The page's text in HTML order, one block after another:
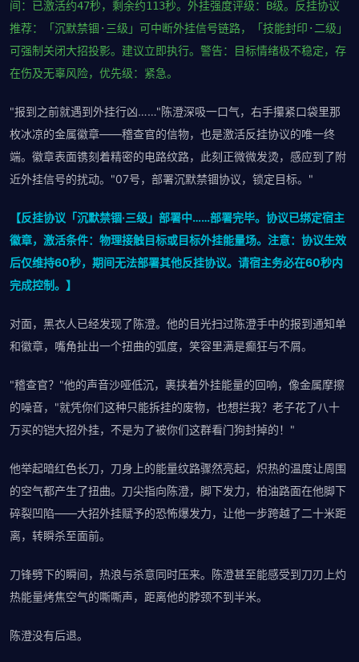
间：已激活约47秒，剩余约113秒。外挂强度评级：B级。反挂协议
推荐：「沉默禁锢·三级」可中断外挂信号链路，「技能封印·二级」
可强制关闭大招投影。建议立即执行。警告：目标情绪极不稳定，存
在伤及无辜风险，优先级：紧急。
"报到之前就遇到外挂行凶……"陈澄深吸一口气，右手攥紧口袋里那
枚冰凉的金属徽章——稽查官的信物，也是激活反挂协议的唯一终
端。徽章表面镌刻着精密的电路纹路，此刻正微微发烫，感应到了附
近外挂信号的扰动。"07号，部署沉默禁锢协议，锁定目标。"
【反挂协议「沉默禁锢·三级」部署中……部署完毕。协议已绑定宿主
徽章，激活条件：物理接触目标或目标外挂能量场。注意：协议生效
后仅维持60秒，期间无法部署其他反挂协议。请宿主务必在60秒内
完成控制。】
对面，黑衣人已经发现了陈澄。他的目光扫过陈澄手中的报到通知单
和徽章，嘴角扯出一个扭曲的弧度，笑容里满是癫狂与不屑。
"稽查官？"他的声音沙哑低沉，裹挟着外挂能量的回响，像金属摩擦
的噪音，"就凭你们这种只能拆挂的废物，也想拦我？老子花了八十
万买的铠大招外挂，不是为了被你们这群看门狗封掉的！"
他举起暗红色长刀，刀身上的能量纹路骤然亮起，炽热的温度让周围
的空气都产生了扭曲。刀尖指向陈澄，脚下发力，柏油路面在他脚下
碎裂凹陷——大招外挂赋予的恐怖爆发力，让他一步跨越了二十米距
离，转瞬杀至面前。
刀锋劈下的瞬间，热浪与杀意同时压来。陈澄甚至能感受到刀刃上灼
热能量烤焦空气的嘶嘶声，距离他的脖颈不到半米。
陈澄没有后退。